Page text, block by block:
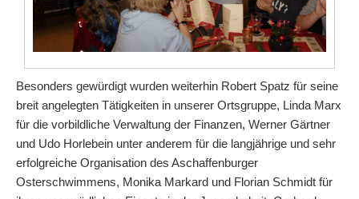
Besonders gewürdigt wurden weiterhin Robert Spatz für seine
breit angelegten Tätigkeiten in unserer Ortsgruppe, Linda Marx
für die vorbildliche Verwaltung der Finanzen, Werner Gärtner
und Udo Horlebein unter anderem für die langjährige und sehr
erfolgreiche Organisation des Aschaffenburger
Osterschwimmens, Monika Markard und Florian Schmidt für